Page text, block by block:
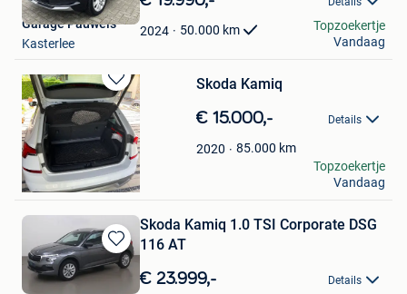
Mijn
Favorieten2024 50.000 km
Garage Pauwels
Kasterlee
Topzoekertje
Vandaag
Bewaren
in
Mijn
Favorieten
Skoda Kamiq
€ 15.000,- Details
2020 85.000 km
Dom90
Waimes
Topzoekertje
Vandaag
Bewaren
in
Skoda Kamiq 1.0 TSI Corporate DSG
116 AT
€ 23.999,- Details